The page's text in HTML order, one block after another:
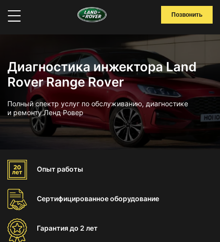
Позвонить
Диагностика инжектора Land
Rover Range Rover
Полный спектр услуг по обслуживанию, диагностике
и ремонту Ленд Ровер
Опыт работы
Сертифицированноеоборудование
Гарантиядо 2 лет